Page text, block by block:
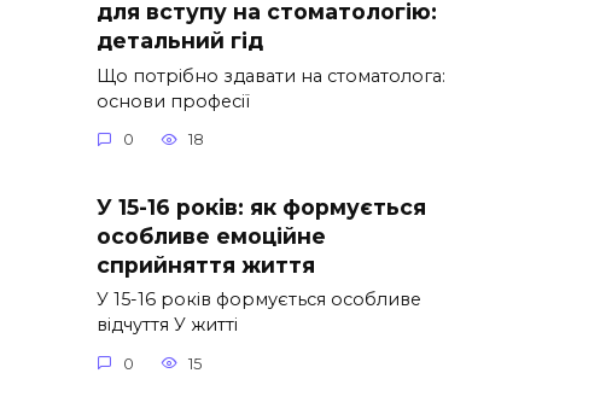
для вступу на стоматологію:
детальний гід
Що потрібно здавати на стоматолога:
основи професії
0 18
У 15-16 років: як формується
особливе емоційне
сприйняття життя
У 15-16 років формується особливе
відчуття У житті
0 15